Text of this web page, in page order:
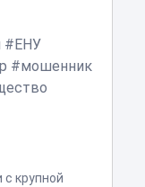
ЕНУ
мошенник
крупной